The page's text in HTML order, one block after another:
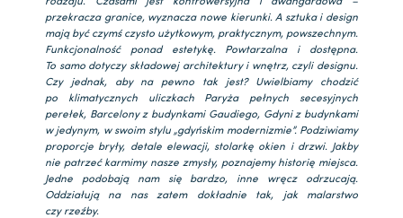
przekracza granice, wyznacza nowe kierunki. A sztuka i design
mają być czymś czysto użytkowym, praktycznym, powszechnym.
Funkcjonalność ponad estetykę. Powtarzalna i dostępna.
To samo dotyczy składowej architektury i wnętrz, czyli designu.
Czy jednak, aby na pewno tak jest? Uwielbiamy chodzić
po klimatycznych uliczkach Paryża pełnych secesyjnych
perełek, Barcelony z budynkami Gaudiego, Gdyni z budynkami
w jedynym, w swoim stylu „gdyńskim modernizmie”. Podziwiamy
proporcje bryły, detale elewacji, stolarkę okien i drzwi. Jakby
nie patrzeć karmimy nasze zmysły, poznajemy historię miejsca.
Jedne podobają nam się bardzo, inne wręcz odrzucają.
Oddziałują na nas zatem dokładnie tak, jak malarstwo
czy rzeźby.